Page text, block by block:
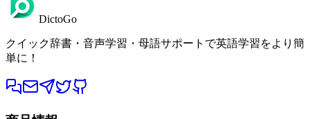
DictoGo
クイック辞書・音声学習・母語サポートで英語学習をより簡
単に！